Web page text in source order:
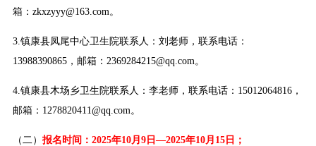
箱：zkxzyyy@163.com。
3.镇康县凤尾中心卫生院联系人：刘老师，联系电话：
13988390865，邮箱：2369284215@qq.com。
4.镇康县木场乡卫生院联系人：李老师，联系电话：15012064816，
邮箱：1278820411@qq.com。
（二） 报名时间：2025年10月9日—2025年10月15日；